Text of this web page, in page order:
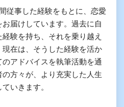
従事した経験をもとに、恋愛
届けしています。過去に自
験を持ち、それを乗り越え
在は、そうした経験を活か
アドバイスを執筆活動を通
方々が、より充実した人生
いきます。